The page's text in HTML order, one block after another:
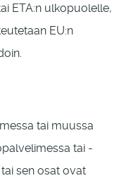
ETA:n ulkopuolelle,
EU:n
tai muussa
tai -
sen osat ovat